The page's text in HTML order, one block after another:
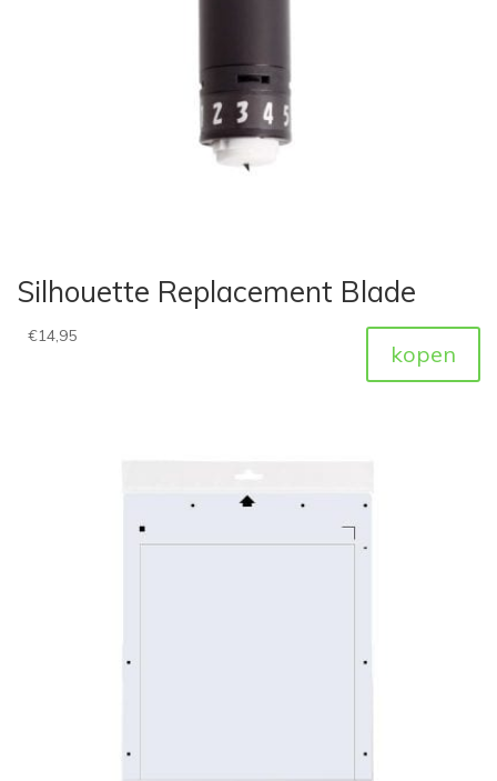
Silhouette Replacement Blade
€14,95
kopen